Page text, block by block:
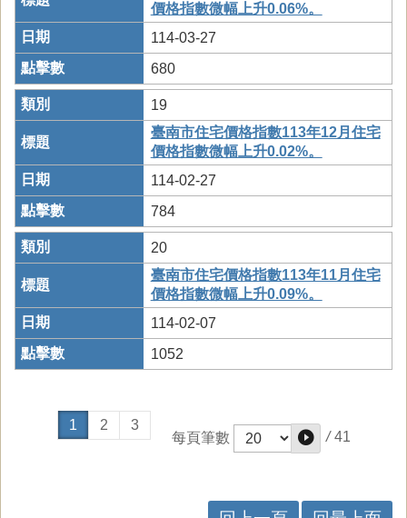
價格指數微幅上升0.06%。
114-03-27
680
19
臺南市住宅價格指數113年12月住宅
價格指數微幅上升0.02%。
114-02-27
784
20
臺南市住宅價格指數113年11月住宅
價格指數微幅上升0.09%。
114-02-07
1052
1 2
3
每頁筆數
/ 41